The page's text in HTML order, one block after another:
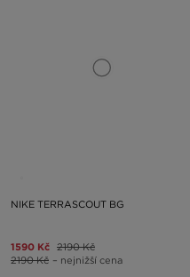
NIKE TERRASCOUT BG
1590 Kč 2190 Kč
2190 Kč – nejnižší cena